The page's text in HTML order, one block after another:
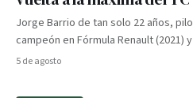
Jorge Barrio de tan solo 22 años,
campeón en Fórmula Renault (2021)
5 de agosto